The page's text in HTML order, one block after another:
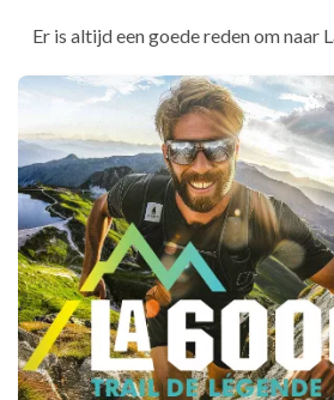
Er is altijd een goede reden om naar